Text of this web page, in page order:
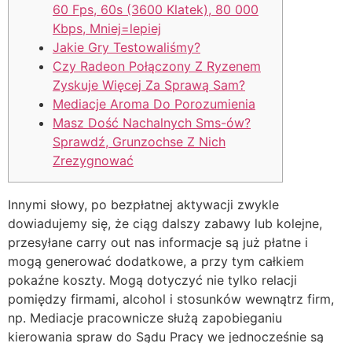
60 Fps, 60s (3600 Klatek), 80 000
Kbps, Mniej=lepiej
Jakie Gry Testowaliśmy?
Czy Radeon Połączony Z Ryzenem
Zyskuje Więcej Za Sprawą Sam?
Mediacje Aroma Do Porozumienia
Masz Dość Nachalnych Sms-ów?
Sprawdź, Grunzochse Z Nich
Zrezygnować
Innymi słowy, po bezpłatnej aktywacji zwykle
dowiadujemy się, że ciąg dalszy zabawy lub kolejne,
przesyłane carry out nas informacje są już płatne i
mogą generować dodatkowe, a przy tym całkiem
pokaźne koszty. Mogą dotyczyć nie tylko relacji
pomiędzy firmami, alcohol i stosunków wewnątrz firm,
np. Mediacje pracownicze służą zapobieganiu
kierowania spraw do Sądu Pracy we jednocześnie są